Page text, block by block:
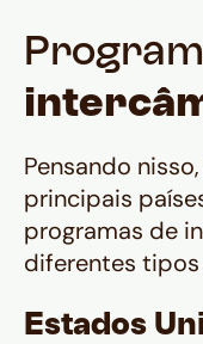
Pensando
principais
programas de
diferentes
Estados